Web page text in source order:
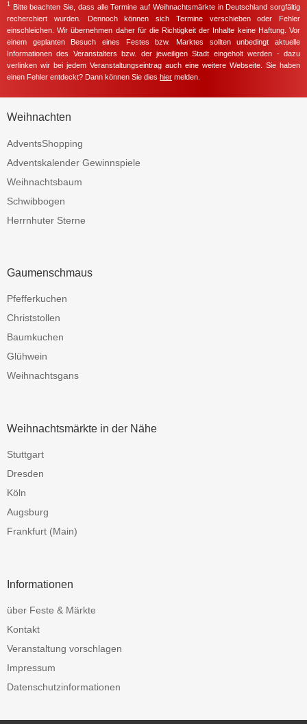
1 Bitte beachten Sie, dass alle Termine auf Weihnachtsmärkte in Deutschland sorgfältig
recherchiert wurden. Dennoch können sich Termine verschieben oder Fehler
einschleichen. Wir übernehmen daher für die Richtigkeit der Inhalte keine Haftung. Vor
einem geplanten Besuch eines Festes bzw. Marktes sollten unbedingt aktuelle
Informationen des Veranstalters bzw. der jeweiligen Stadt eingeholt werden - dazu
verlinken wir bei jedem Veranstaltungseintrag auch eine weitere Webseite. Sie haben
einen Fehler entdeckt? Dann können Sie dies hier melden.
Weihnachten
AdventsShopping
Adventskalender Gewinnspiele
Weihnachtsbaum
Schwibbogen
Herrnhuter Sterne
Gaumenschmaus
Pfefferkuchen
Christstollen
Baumkuchen
Glühwein
Weihnachtsgans
Weihnachtsmärkte in der Nähe
Stuttgart
Dresden
Köln
Augsburg
Frankfurt (Main)
Informationen
über Feste & Märkte
Kontakt
Veranstaltung vorschlagen
Impressum
Datenschutzinformationen